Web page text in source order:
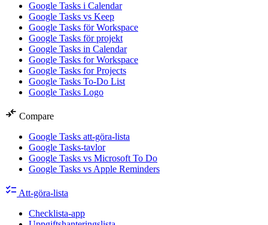
Google Tasks i Calendar
Google Tasks vs Keep
Google Tasks för Workspace
Google Tasks för projekt
Google Tasks in Calendar
Google Tasks for Workspace
Google Tasks for Projects
Google Tasks To-Do List
Google Tasks Logo
compare_arrows Compare
Google Tasks att-göra-lista
Google Tasks-tavlor
Google Tasks vs Microsoft To Do
Google Tasks vs Apple Reminders
checklist Att-göra-lista
Checklista-app